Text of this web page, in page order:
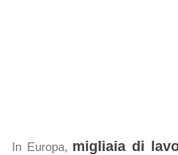
In Europa, migliaia di